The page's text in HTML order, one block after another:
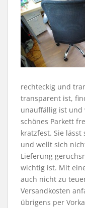
rechteckig und
transparent ist,
unauffällig ist und
schönes Parkett
kratzfest. Sie
und wellt sich
Lieferung
wichtig ist. Mit
auch nicht zu
Versandkosten
übrigens per